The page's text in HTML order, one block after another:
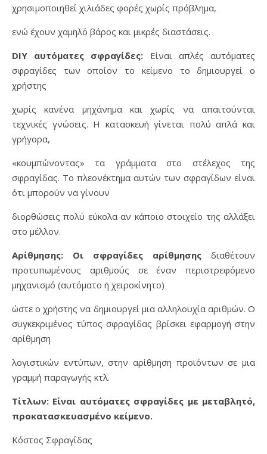
χρησιμοποιηθεί χιλιάδες φορές χωρίς πρόβλημα,
ενώ έχουν χαμηλό βάρος και μικρές διαστάσεις.
DIY αυτόματες σφραγίδες: Είναι απλές αυτόματες
σφραγίδες των οποίον το κείμενο το δημιουργεί ο
χρήστης
χωρίς κανένα μηχάνημα και χωρίς να απαιτούνται
τεχνικές γνώσεις. Η κατασκευή γίνεται πολύ απλά και
γρήγορα,
«κουμπώνοντας» τα γράμματα στο στέλεχος της
σφραγίδας. Το πλεονέκτημα αυτών των σφραγίδων είναι
ότι μπορούν να γίνουν
διορθώσεις πολύ εύκολα αν κάποιο στοιχείο της αλλάξει
στο μέλλον.
Αρίθμησης: Οι σφραγίδες αρίθμησης διαθέτουν
προτυπωμένους αριθμούς σε έναν περιστρεφόμενο
μηχανισμό (αυτόματο ή χειροκίνητο)
ώστε ο χρήστης να δημιουργεί μια αλληλουχία αριθμών. Ο
συγκεκριμένος τύπος σφραγίδας βρίσκει εφαρμογή στην
αρίθμηση
λογιστικών εντύπων, στην αρίθμηση προϊόντων σε μια
γραμμή παραγωγής κτλ.
Τίτλων: Είναι αυτόματες σφραγίδες με μεταβλητό,
προκατασκευασμένο κείμενο.
Κόστος Σφραγίδας